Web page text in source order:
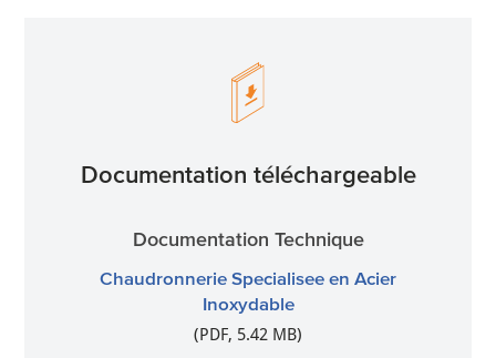
Documentation téléchargeable
Documentation Technique
Chaudronnerie Specialisee en Acier
Inoxydable
(PDF, 5.42 MB)